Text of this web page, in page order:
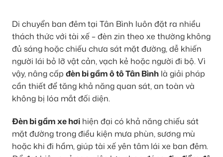
Di chuyển ban đêm tại Tân Bình luôn đặt ra nhiều
thách thức với tài xế – đèn zin theo xe thường không
đủ sáng hoặc chiếu chưa sát mặt đường, dễ khiến
người lái bỏ lỡ vật cản, vạch kẻ hoặc người đi bộ. Vì
vậy, nâng cấp đèn bi gầm ô tô Tân Bình là giải pháp
cần thiết để tăng khả năng quan sát, an toàn và
không bị lóa mắt đối diện.
Đèn bi gầm xe hơi hiện đại có khả năng chiếu sát
mặt đường trong điều kiện mưa phùn, sương mù
hoặc khi đi hầm, giúp tài xế yên tâm lái xe ban đêm.